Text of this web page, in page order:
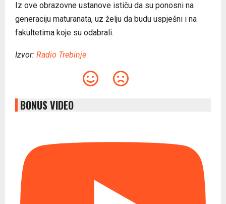
Iz ove obrazovne ustanove ističu da su ponosni na
generaciju maturanata, uz želju da budu uspješni i na
fakultetima koje su odabrali.
Izvor: Radio Trebinje
BONUS VIDEO